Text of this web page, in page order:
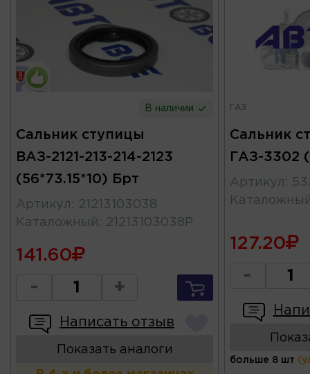
В наличии
Сальник ступицы
ВАЗ-2121-213-214-2123
(56*73.15*10) Брт
Артикул : 21213103038
Каталожный : 21213103038Р
141.60
- +
Написать отзыв
Показать аналоги
ГАЗ
Сальник
ГАЗ-3302
Артикул :
127.20
-
больше 8 шт